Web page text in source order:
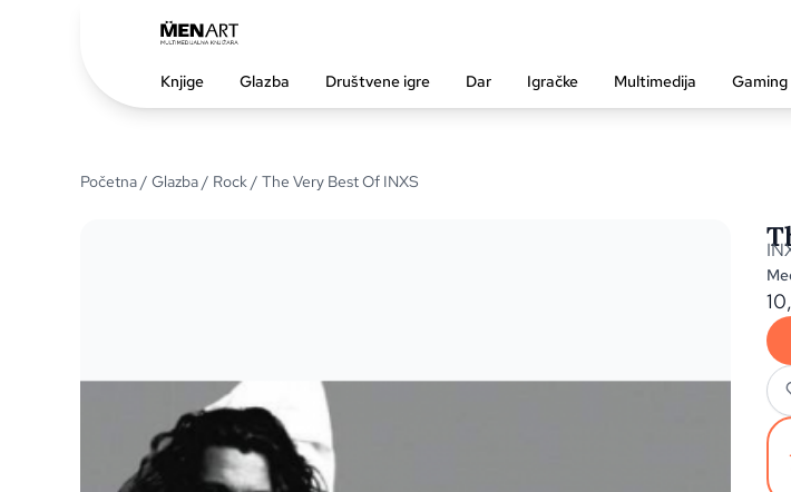
Knjige Glazba Društvene igre Dar Igračke Multimedija Gaming
Početna/ Glazba/ Rock/ The Very Best Of INXS